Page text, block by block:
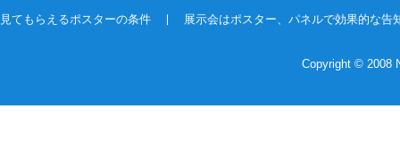
見てもらえるポスターの条件
展示会はポスター、パネルで効果的な告
Copyright © 2008